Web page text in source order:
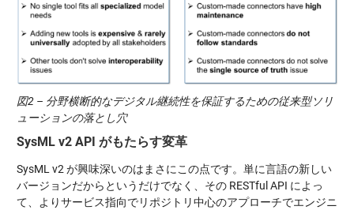
図2 – 分野横断的なデジタル継続性を保証するための従来型ソリ
ューションの落とし穴
SysML v2 API がもたらす変革
SysML v2 が興味深いのはまさにこの点です。単に言語の新しい
バージョンだからというだけでなく、その RESTful API によっ
て、よりサービス指向でリポジトリ中心のアプローチでエンジニ